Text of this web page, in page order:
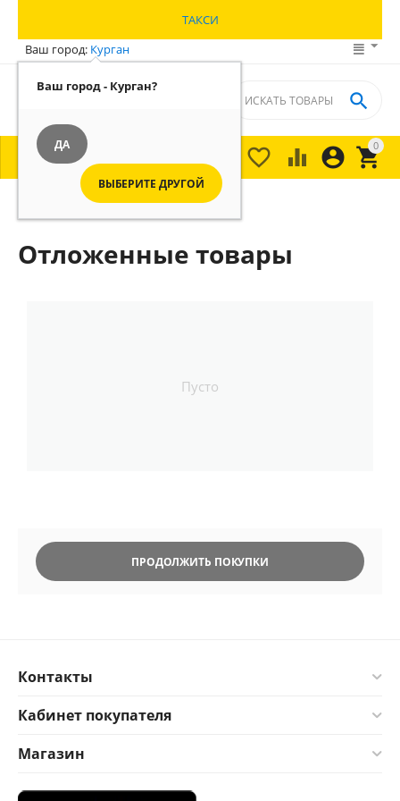
ТАКСИ
Ваш город: Курган
Ваш город - Курган?
ДА
ВЫБЕРИТЕ ДРУГОЙ
0


 

 МЕНЮ
Отложенные товары
Пусто
ПРОДОЛЖИТЬ ПОКУПКИ
Контакты
Кабинет покупателя
Магазин